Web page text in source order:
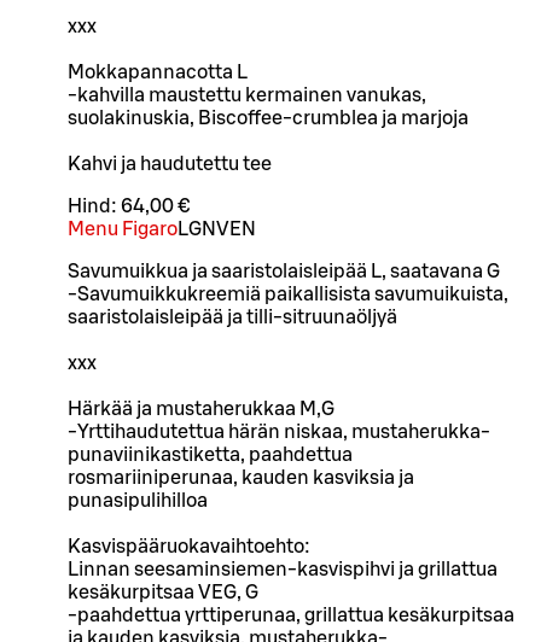
xxx
Mokkapannacotta L
-kahvilla maustettu kermainen vanukas,
suolakinuskia, Biscoffee-crumblea ja marjoja
Kahvi ja haudutettu tee
Hind: 64,00 €
Menu FigaroLGNVEN
Savumuikkua ja saaristolaisleipää L, saatavana G
-Savumuikkukreemiä paikallisista savumuikuista,
saaristolaisleipää ja tilli-sitruunaöljyä
xxx
Härkää ja mustaherukkaa M,G
-Yrttihaudutettua härän niskaa, mustaherukka-
punaviinikastiketta, paahdettua
rosmariiniperunaa, kauden kasviksia ja
punasipulihilloa
Kasvispääruokavaihtoehto:
Linnan seesaminsiemen-kasvispihvi ja grillattua
kesäkurpitsaa VEG, G
-paahdettua yrttiperunaa, grillattua kesäkurpitsaa
ja kauden kasviksia, mustaherukka-